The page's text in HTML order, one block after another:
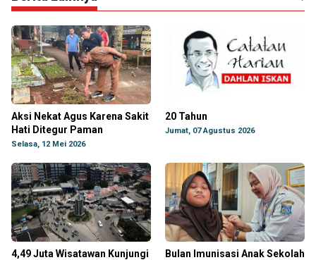
Aksi Nekat Agus Karena Sakit
Hati Ditegur Paman
Selasa, 12 Mei 2026
20 Tahun
Jumat, 07 Agustus 2026
4,49 Juta Wisatawan Kunjungi
Bulan Imunisasi Anak Sekolah